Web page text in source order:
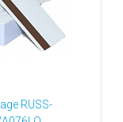
RUSS-